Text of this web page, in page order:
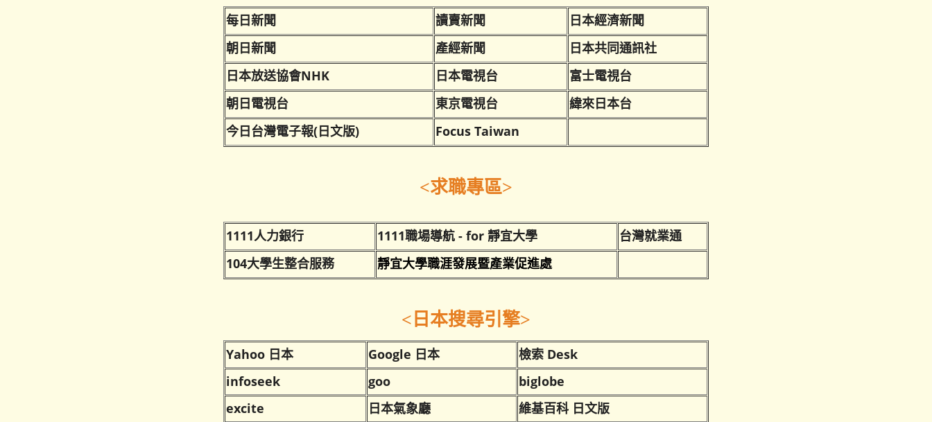
每日新聞 讀賣新聞
日本經濟新聞
朝日新聞
產經新聞
日本共同通訊社
日本放送協會NHK
日本電視台
富士電視台
朝日電視台
東京電視台
緯來日本台
今日台灣電子報(日文版)
Focus Taiwan
<求職專區>
1111人力銀行 1111職場導航 - for 靜宜大學
台灣就業通
104大學生整合服務
靜宜大學職涯發展暨產業促進處
<日本搜尋引擎>
Yahoo 日本 Google 日本
檢索 Desk
infoseek
goo
biglobe
excite
日本氣象廳 維基百科 日文版